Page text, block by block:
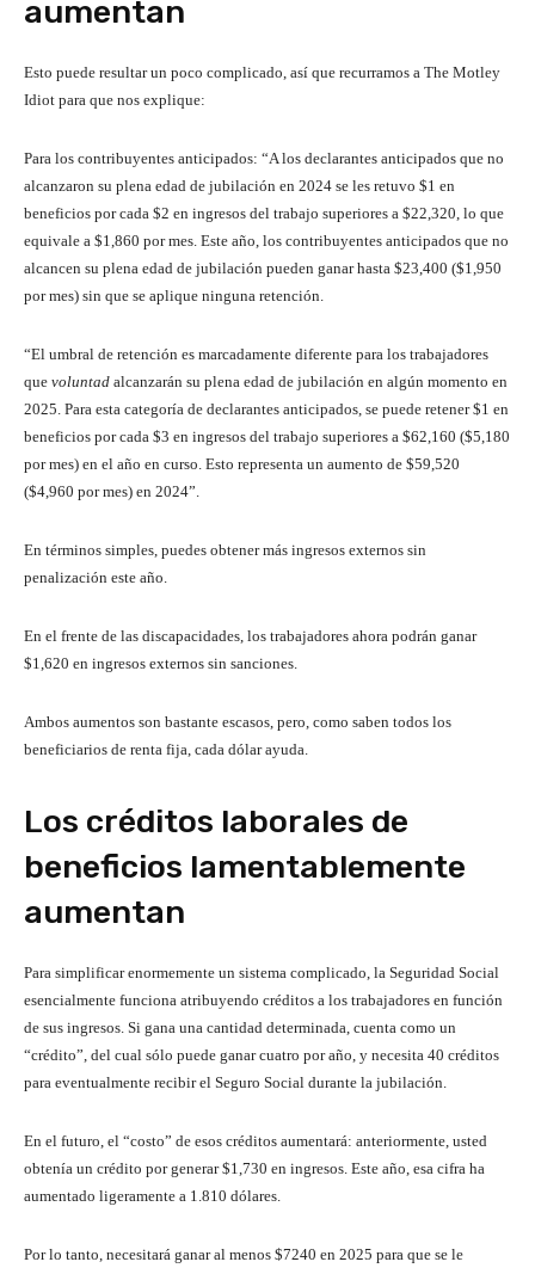
aumentan
Esto puede resultar un poco complicado, así que recurramos a The Motley
Idiot para que nos explique:
Para los contribuyentes anticipados: “A los declarantes anticipados que no
alcanzaron su plena edad de jubilación en 2024 se les retuvo $1 en
beneficios por cada $2 en ingresos del trabajo superiores a $22,320, lo que
equivale a $1,860 por mes. Este año, los contribuyentes anticipados que no
alcancen su plena edad de jubilación pueden ganar hasta $23,400 ($1,950
por mes) sin que se aplique ninguna retención.
“El umbral de retención es marcadamente diferente para los trabajadores
que voluntad alcanzarán su plena edad de jubilación en algún momento en
2025. Para esta categoría de declarantes anticipados, se puede retener $1 en
beneficios por cada $3 en ingresos del trabajo superiores a $62,160 ($5,180
por mes) en el año en curso. Esto representa un aumento de $59,520
($4,960 por mes) en 2024”.
En términos simples, puedes obtener más ingresos externos sin
penalización este año.
En el frente de las discapacidades, los trabajadores ahora podrán ganar
$1,620 en ingresos externos sin sanciones.
Ambos aumentos son bastante escasos, pero, como saben todos los
beneficiarios de renta fija, cada dólar ayuda.
Los créditos laborales de
beneficios lamentablemente
aumentan
Para simplificar enormemente un sistema complicado, la Seguridad Social
esencialmente funciona atribuyendo créditos a los trabajadores en función
de sus ingresos. Si gana una cantidad determinada, cuenta como un
“crédito”, del cual sólo puede ganar cuatro por año, y necesita 40 créditos
para eventualmente recibir el Seguro Social durante la jubilación.
En el futuro, el “costo” de esos créditos aumentará: anteriormente, usted
obtenía un crédito por generar $1,730 en ingresos. Este año, esa cifra ha
aumentado ligeramente a 1.810 dólares.
Por lo tanto, necesitará ganar al menos $7240 en 2025 para que se le